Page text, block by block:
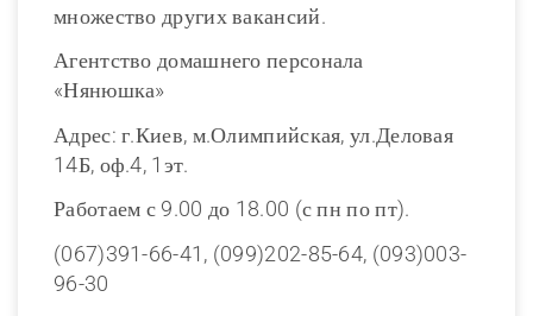
множество других вакансий.
Агентство домашнего персонала
«Нянюшка»
Адрес: г.Киев, м.Олимпийская, ул.Деловая
14Б, оф.4, 1эт.
Работаем с 9.00 до 18.00 (с пн по пт).
(067)391-66-41, (099)202-85-64, (093)003-
96-30